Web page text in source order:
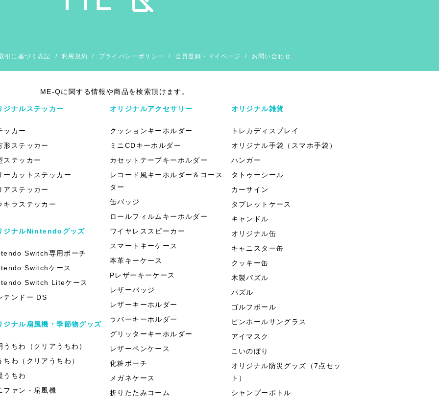
引に基づく表記 / 利用規約 / プライバシーポリシー / 会員登録・マイページ / お問い合わせ
ME-Qに関する情報や商品を検索頂けます。
ジナルステッカー
ッカー
形ステッカー
ステッカー
ーカットステッカー
アステッカー
キラステッカー
ジナルNintendoグッズ
Switch専用ポーチ
Switchケース
Switch Liteケース
テンドー DS
ジナル扇風機・季節物グッズ
うちわ（クリアうちわ）
ちわ（クリアうちわ）
うちわ
ファン・扇風機
オリジナルアクセサリー
クッションキーホルダー
ミニCDキーホルダー
カセットテープキーホルダー
レコード風キーホルダー＆コース
ター
缶バッジ
ロールフィルムキーホルダー
ワイヤレススピーカー
スマートキーケース
本革キーケース
Pレザーキーケース
レザーバッジ
レザーキーホルダー
ラバーキーホルダー
グリッターキーホルダー
レザーペンケース
化粧ポーチ
メガネケース
折りたたみコーム
オリジナル雑貨
トレカディスプレイ
オリジナル手袋（スマホ手袋）
ハンガー
タトゥーシール
カーサイン
タブレットケース
キャンドル
オリジナル缶
キャニスター缶
クッキー缶
木製パズル
パズル
ゴルフボール
ピンホールサングラス
アイマスク
こいのぼり
オリジナル防災グッズ（7点セッ
ト）
シャンプーボトル